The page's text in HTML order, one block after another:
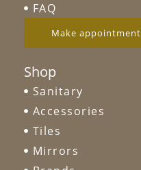
FAQ
Make appointment
Shop
Sanitary
Accessories
Tiles
Mirrors